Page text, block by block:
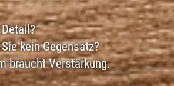
kein Gegensatz?
braucht Verstärkung.